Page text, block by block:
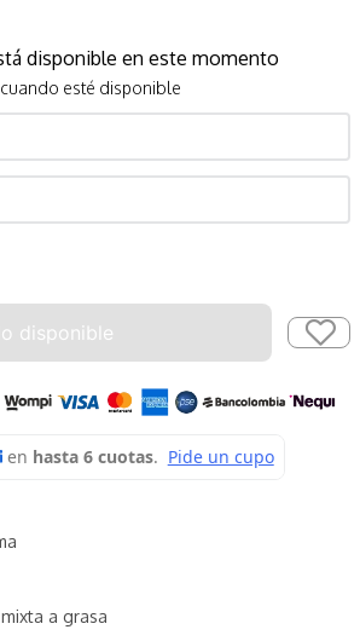
disponible en este momento
esté disponible
disponible
mixta a grasa